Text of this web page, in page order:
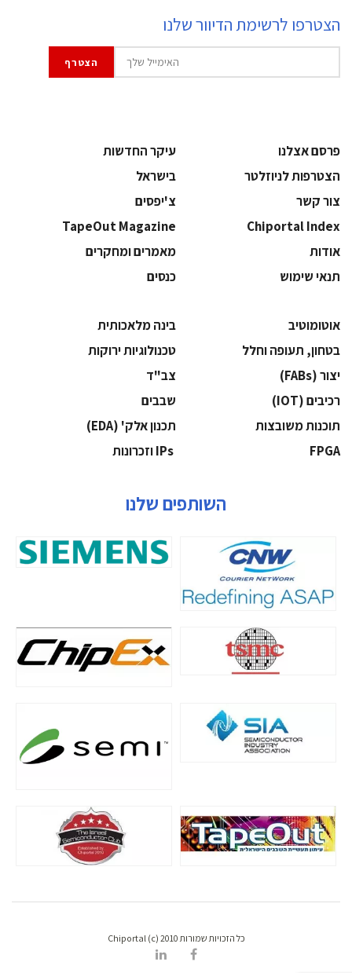
הצטרפו לרשימת הדיוור שלנו
פרסם אצלנו
עיקר החדשות
הצטרפות לניוזלטר
בישראל
צור קשר
צ'יפסים
Chiportal Index
TapeOut Magazine
אודות
מאמרים ומחקרים
תנאי שימוש
כנסים
אוטומוטיב
בינה מלאכותית
בטחון, תעופה וחלל
‫טכנולוגיות ירוקות‬
‫יצור (‪(FABs‬‬
‫צב"ד‬
‫רכיבים‬ (IOT)
‫שבבים‬
‫תוכנות משובצות‬
‫תכנון אלק' (‪(EDA‬‬
‫‪FPGA‬‬
השותפים שלנו
כל הזכויות שמורות Chiportal (c) 2010